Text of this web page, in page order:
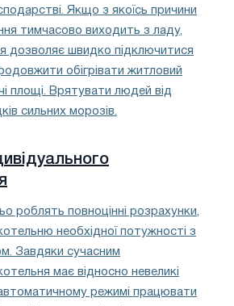
Якщо з якоїсь причини
тимчасово виходить з ладу,
дозволяє швидко підключитися
обігрівати житловий
площі. Врятувати людей від
сильних морозів.
роблять повноцінні розрахунки,
необхідної потужності з
Завдяки сучасним
має відносно невеликі
режимі працювати